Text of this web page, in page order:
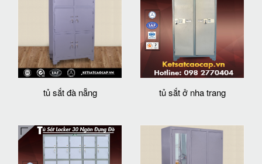
tủ sắt đà nẵng tủ sắt ở nha trang